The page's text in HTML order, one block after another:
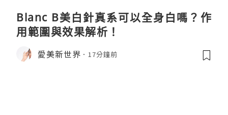
Blanc B美白針真系可以全身白嗎？作
用範圍與效果解析！
愛美新世界 17分鐘前